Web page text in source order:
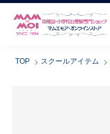
TOP スクールアイテム